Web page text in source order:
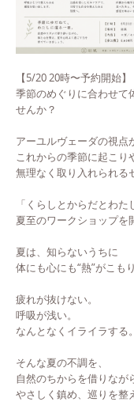
【5/20 20時〜予約開始】
季節のめぐりに合わせて
せんか？
アーユルヴェーダの視点
これからの季節に起こり
無理なく取り入れられる
「くらしとからだとわた
夏至のワークショップを
夏は、知らないうちに
体にも心にも“熱”がこも
疲れが抜けない。
呼吸が浅い。
なんとなくイライラする。
そんな夏の不調を、
自然のちからを借りなが
やさしく鎮め、巡りを整